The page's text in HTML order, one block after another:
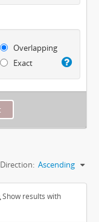
Overlapping
Exact
Direction: Ascending
Show results with